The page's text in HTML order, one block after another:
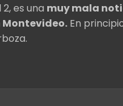
2, es una muy mala
En